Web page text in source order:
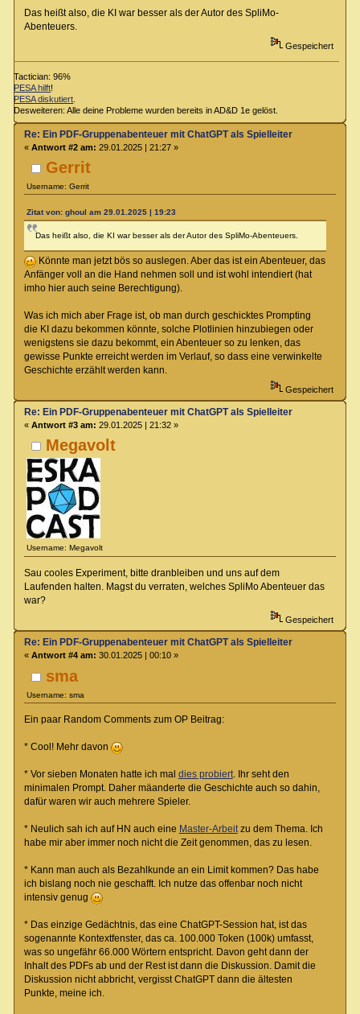
Das heißt also, die KI war besser als der Autor des SpliMo-
Abenteuers.
Gespeichert
Tactician: 96%
PESA hilft!
PESA diskutiert
Desweiteren: Alle deine Probleme wurden bereits in AD&D 1e gelöst.
Gerrit
Username: Gerrit
Re: Ein PDF-Gruppenabenteuer mit ChatGPT als Spielleiter
« Antwort #2 am: 29.01.2025 | 21:27 »
Zitat von: ghoul am 29.01.2025 | 19:23
Das heißt also, die KI war besser als der Autor des SpliMo-Abenteuers.
Könnte man jetzt bös so auslegen. Aber das ist ein Abenteuer, das
Anfänger voll an die Hand nehmen soll und ist wohl intendiert (hat
imho hier auch seine Berechtigung).
Was ich mich aber Frage ist, ob man durch geschicktes Prompting
die KI dazu bekommen könnte, solche Plotlinien hinzubiegen oder
wenigstens sie dazu bekommt, ein Abenteuer so zu lenken, das
gewisse Punkte erreicht werden im Verlauf, so dass eine verwinkelte
Geschichte erzählt werden kann.
Gespeichert
Megavolt
Username: Megavolt
Re: Ein PDF-Gruppenabenteuer mit ChatGPT als Spielleiter
« Antwort #3 am: 29.01.2025 | 21:32 »
Sau cooles Experiment, bitte dranbleiben und uns auf dem
Laufenden halten. Magst du verraten, welches SpliMo Abenteuer das
war?
Gespeichert
sma
Username: sma
Re: Ein PDF-Gruppenabenteuer mit ChatGPT als Spielleiter
« Antwort #4 am: 30.01.2025 | 00:10 »
Ein paar Random Comments zum OP Beitrag:
* Cool! Mehr davon
* Vor sieben Monaten hatte ich mal dies probiert. Ihr seht den
minimalen Prompt. Daher mäanderte die Geschichte auch so dahin,
dafür waren wir auch mehrere Spieler.
* Neulich sah ich auf HN auch eine Master-Arbeitzu dem Thema. Ich
habe mir aber immer noch nicht die Zeit genommen, das zu lesen.
* Kann man auch als Bezahlkunde an ein Limit kommen? Das habe
ich bislang noch nie geschafft. Ich nutze das offenbar noch nicht
intensiv genug
* Das einzige Gedächtnis, das eine ChatGPT-Session hat, ist das
sogenannte Kontextfenster, das ca. 100.000 Token (100k) umfasst,
was so ungefähr 66.000 Wörtern entspricht. Davon geht dann der
Inhalt des PDFs ab und der Rest ist dann die Diskussion. Damit die
Diskussion nicht abbricht, vergisst ChatGPT dann die ältesten
Punkte, meine ich.